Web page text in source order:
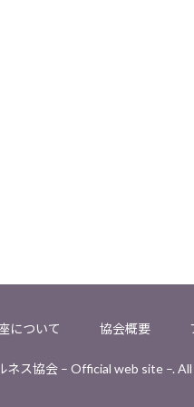
について 協会概要
ス協会 – Official web site –.